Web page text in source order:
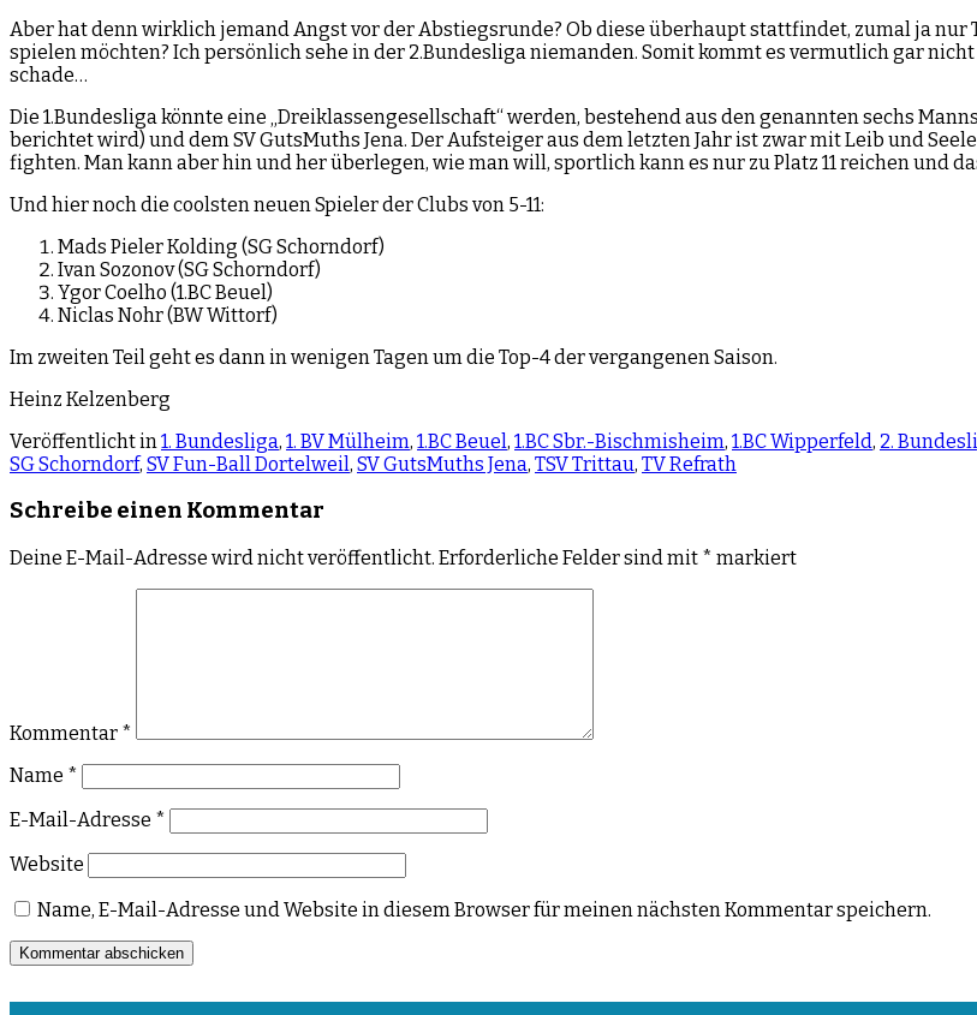
Aber hat denn wirklich jemand Angst vor der Abstiegsrunde? Ob diese überhaupt stattfindet, zumal ja
spielen möchten? Ich persönlich sehe in der 2.Bundesliga niemanden. Somit kommt es vermutlich gar
schade…
Die 1.Bundesliga könnte eine „Dreiklassengesellschaft“ werden, bestehend aus den genannten sechs
berichtet wird) und dem SV GutsMuths Jena. Der Aufsteiger aus dem letzten Jahr ist zwar mit Leib und
fighten. Man kann aber hin und her überlegen, wie man will, sportlich kann es nur zu Platz 11 reichen und
Und hier noch die coolsten neuen Spieler der Clubs von 5-11:
Mads Pieler Kolding (SG Schorndorf)
Ivan Sozonov (SG Schorndorf)
Ygor Coelho (1.BC Beuel)
Niclas Nohr (BW Wittorf)
Im zweiten Teil geht es dann in wenigen Tagen um die Top-4 der vergangenen Saison.
Heinz Kelzenberg
Veröffentlicht in 1. Bundesliga, 1. BV Mülheim, 1.BC Beuel, 1.BC Sbr.-Bischmisheim, 1.BC Wipperfeld, 2.
SG Schorndorf, SV Fun-Ball Dortelweil, SV GutsMuths Jena, TSV Trittau, TV Refrath
Schreibe einen Kommentar
Deine E-Mail-Adresse wird nicht veröffentlicht. Erforderliche Felder sind mit * markiert
Kommentar *
Name *
E-Mail-Adresse *
Website
Name, E-Mail-Adresse und Website in diesem Browser für meinen nächsten Kommentar speichern.